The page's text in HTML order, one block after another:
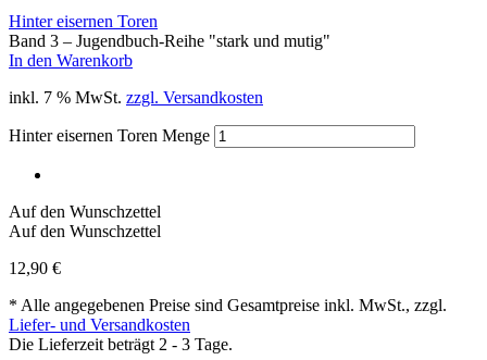
Hinter eisernen Toren
Band 3 – Jugendbuch-Reihe "stark und mutig"
In den Warenkorb
inkl. 7 % MwSt. zzgl. Versandkosten
Hinter eisernen Toren Menge
Auf den Wunschzettel
Auf den Wunschzettel
12,90 €
* Alle angegebenen Preise sind Gesamtpreise inkl. MwSt., zzgl.
Liefer- und Versandkosten
Die Lieferzeit beträgt 2 - 3 Tage.